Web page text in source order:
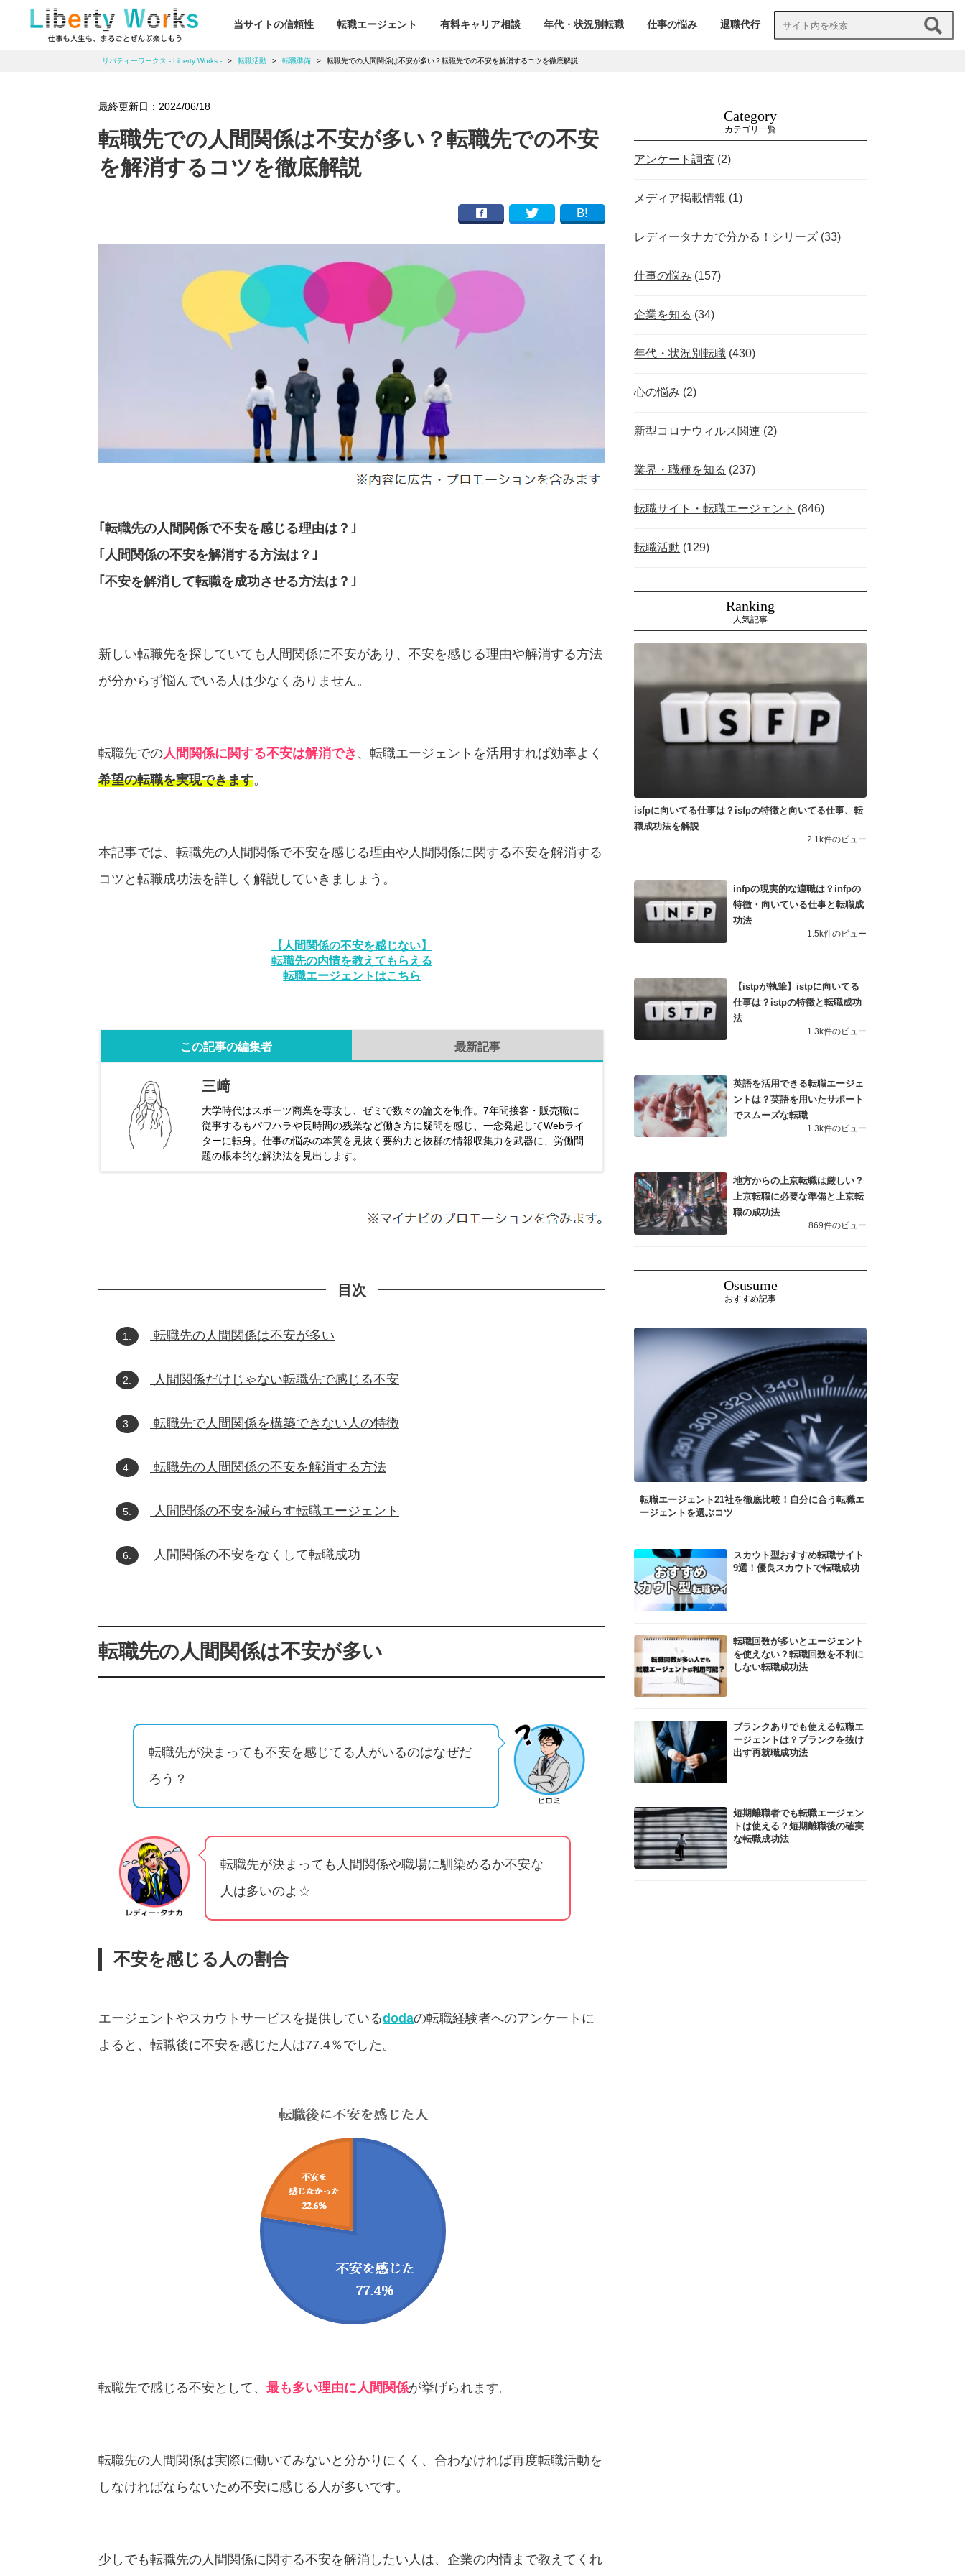
当サイトの信頼性 転職エージェント 有料キャリア相談 年代・状況別転職 仕事の悩み 退職代行
リバティーワークス - Liberty Works - > 転職活動 > 転職準備 > 転職先での人間関係は不安が多い？転職先での不安を解消するコツを徹底解説
最終更新日： 2024/06/18
転職先での人間関係は不安が多い？転職先での不安
を解消するコツを徹底解説
B!
｢転職先の人間関係で不安を感じる理由は？｣
｢人間関係の不安を解消する方法は？｣
｢不安を解消して転職を成功させる方法は？｣
新しい転職先を探していても人間関係に不安があり、不安を感じる理由や解消する方法
が分からず悩んでいる人は少なくありません。
転職先での人間関係に関する不安は解消でき 、転職エージェントを活用すれば効率よく
希望の転職を実現できます。
本記事では、転職先の人間関係で不安を感じる理由や人間関係に関する不安を解消する
コツと転職成功法を詳しく解説していきましょう。
【人間関係の不安を感じない】
転職先の内情を教えてもらえる
転職エージェントはこちら
この記事の編集者 最新記事
三﨑
大学時代はスポーツ商業を専攻し、ゼミで数々の論文を制作。7年間接客・販売職に
従事するもパワハラや長時間の残業など働き方に疑問を感じ、一念発起してWebライ
ターに転身。仕事の悩みの本質を見抜く要約力と抜群の情報収集力を武器に、労働問
題の根本的な解決法を見出します。
目次
1. 転職先の人間関係は不安が多い
2. 人間関係だけじゃない転職先で感じる不安
3. 転職先で人間関係を構築できない人の特徴
4. 転職先の人間関係の不安を解消する方法
5. 人間関係の不安を減らす転職エージェント
6. 人間関係の不安をなくして転職成功
転職先の人間関係は不安が多い
転職先が決まっても不安を感じてる人がいるのはなぜだ
ろう？
転職先が決まっても人間関係や職場に馴染めるか不安な
人は多いのよ☆
不安を感じる人の割合
エージェントやスカウトサービスを提供しているdodaの転職経験者へのアンケートに
よると、転職後に不安を感じた人は77.4％でした。
転職先で感じる不安として、 最も多い理由に人間関係が挙げられます。
転職先の人間関係は実際に働いてみないと分かりにくく、合わなければ再度転職活動を
しなければならないため不安に感じる人が多いです。
少しでも転職先の人間関係に関する不安を解消したい人は、企業の内情まで教えてくれ
Category
カテゴリ一覧
アンケート調査 (2)
メディア掲載情報 (1)
レディータナカで分かる！シリーズ (33)
仕事の悩み (157)
企業を知る (34)
年代・状況別転職 (430)
心の悩み (2)
新型コロナウィルス関連 (2)
業界・職種を知る (237)
転職サイト・転職エージェント (846)
転職活動 (129)
Ranking
人気記事
isfpに向いてる仕事は？isfpの特徴と向いてる仕事、転
職成功法を解説
2.1k件のビュー
infpの現実的な適職は？infpの
特徴・向いている仕事と転職成
功法
1.5k件のビュー
【istpが執筆】istpに向いてる
仕事は？istpの特徴と転職成功
法
1.3k件のビュー
英語を活用できる転職エージェ
ントは？英語を用いたサポート
でスムーズな転職
1.3k件のビュー
地方からの上京転職は厳しい？
上京転職に必要な準備と上京転
職の成功法
869件のビュー
Osusume
おすすめ記事
転職エージェント21社を徹底比較！自分に合う転職エ
ージェントを選ぶコツ
スカウト型おすすめ転職サイト
9選！優良スカウトで転職成功
転職回数が多いとエージェント
を使えない？転職回数を不利に
しない転職成功法
ブランクありでも使える転職エ
ージェントは？ブランクを抜け
出す再就職成功法
短期離職者でも転職エージェン
トは使える？短期離職後の確実
な転職成功法